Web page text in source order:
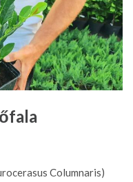
Columnaris)